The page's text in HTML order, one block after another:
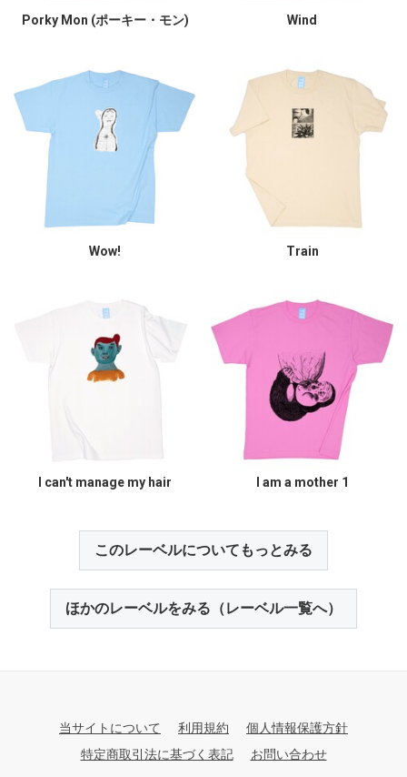
Porky Mon (ポーキー・モン) Wind
Wow! Train
I can't manage my hair I am a mother 1
このレーベルについてもっとみる
ほかのレーベルをみる（レーベル一覧へ）
当サイトについて 利用規約
個人情報保護方針
特定商取引法に基づく表記
お問い合わせ